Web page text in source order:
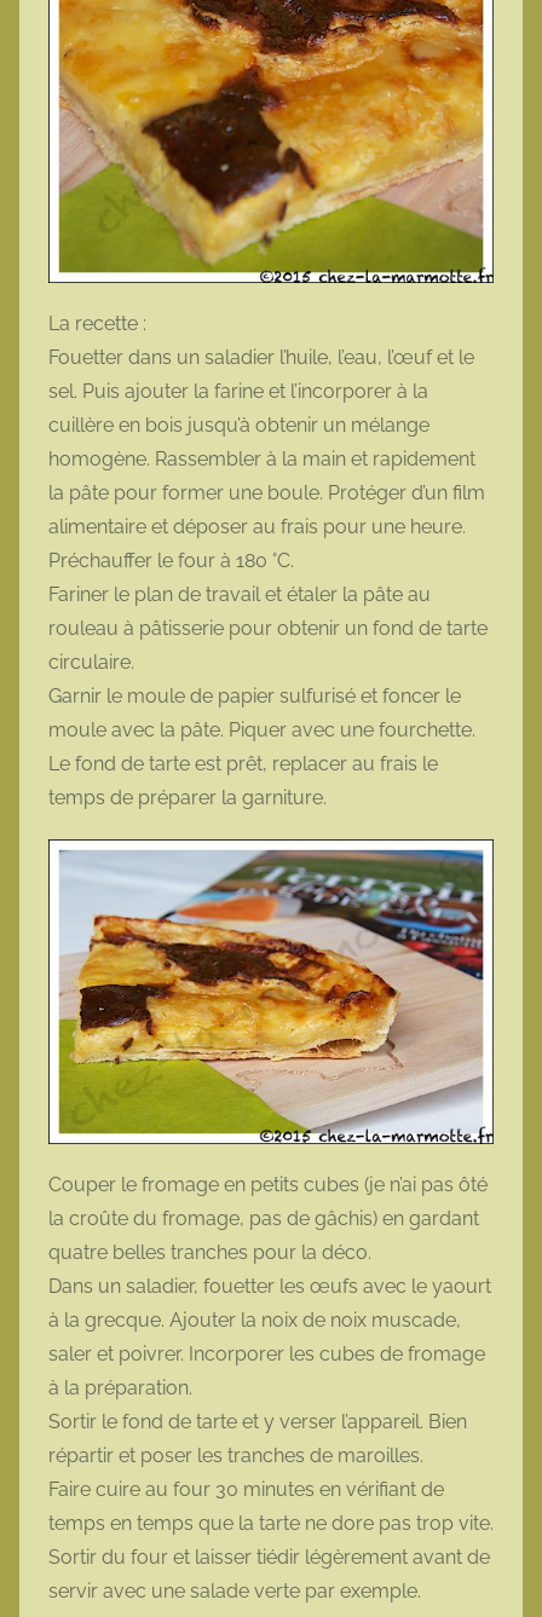
La recette :
Fouetter dans un saladier l’huile, l’eau, l’œuf et le
sel. Puis ajouter la farine et l’incorporer à la
cuillère en bois jusqu’à obtenir un mélange
homogène. Rassembler à la main et rapidement
la pâte pour former une boule. Protéger d’un film
alimentaire et déposer au frais pour une heure.
Préchauffer le four à 180 °C.
Fariner le plan de travail et étaler la pâte au
rouleau à pâtisserie pour obtenir un fond de tarte
circulaire.
Garnir le moule de papier sulfurisé et foncer le
moule avec la pâte. Piquer avec une fourchette.
Le fond de tarte est prêt, replacer au frais le
temps de préparer la garniture.
Couper le fromage en petits cubes (je n’ai pas ôté
la croûte du fromage, pas de gâchis) en gardant
quatre belles tranches pour la déco.
Dans un saladier, fouetter les œufs avec le yaourt
à la grecque. Ajouter la noix de noix muscade,
saler et poivrer. Incorporer les cubes de fromage
à la préparation.
Sortir le fond de tarte et y verser l’appareil. Bien
répartir et poser les tranches de maroilles.
Faire cuire au four 30 minutes en vérifiant de
temps en temps que la tarte ne dore pas trop vite.
Sortir du four et laisser tiédir légèrement avant de
servir avec une salade verte par exemple.